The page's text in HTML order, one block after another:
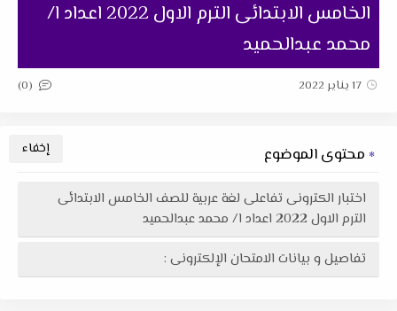
الخامس الابتدائى الترم الاول 2022 اعداد ا/
محمد عبدالحميد
17 يناير 2022 (0)
محتوى الموضوع
اختبار الكترونى تفاعلى لغة عربية للصف الخامس الابتدائى
الترم الاول 2022 اعداد ا/ محمد عبدالحميد
تفاصيل و بيانات الامتحان الإلكترونى :